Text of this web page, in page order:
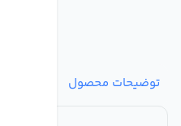
توضیحات محصول